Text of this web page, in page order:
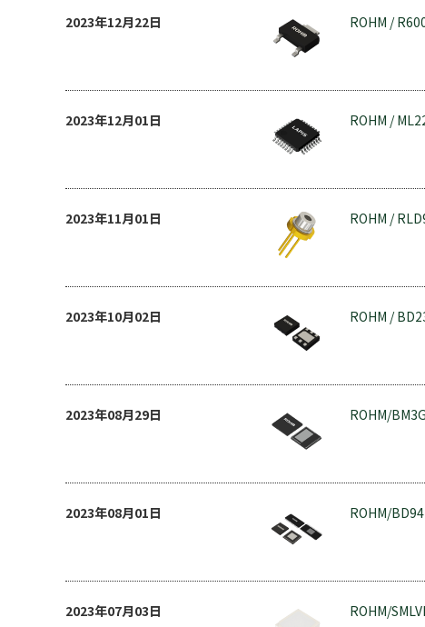
2023年12月22日 ROHM /
2023年12月01日 ROHM /
2023年11月01日 ROHM /
2023年10月02日 ROHM /
2023年08月29日 ROHM/
2023年08月01日 ROHM/
2023年07月03日 ROHM/